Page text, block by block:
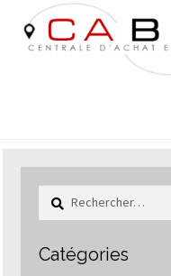
Aller
à
la
Aller
au
contenu
Rechercher :
Catégories